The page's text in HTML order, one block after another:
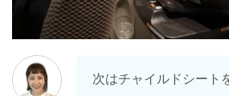
次はチャイルドシート